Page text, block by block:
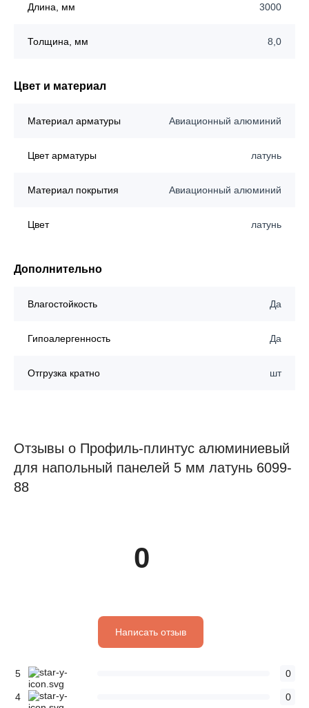
Длина, мм 3000
Толщина, мм 8,0
Цвет и материал
Материал арматуры Авиационный алюминий
Цвет арматуры латунь
Материал покрытия Авиационный алюминий
Цвет латунь
Дополнительно
Влагостойкость Да
Гипоалергенность Да
Отгрузка кратно шт
Отзывы о Профиль-плинтус алюминиевый
для напольный панелей 5 мм латунь 6099-
88
0
Написать отзыв
5 0
4 0